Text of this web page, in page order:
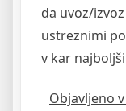
da uvoz/
ustreznimi
v kar
Objavljeno v